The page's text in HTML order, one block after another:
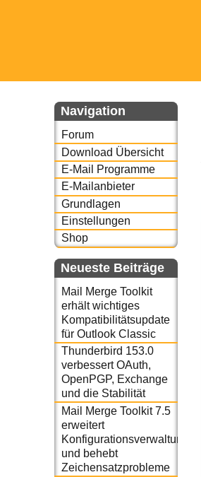
Navigation
Forum
Download Übersicht
E-Mail Programme
E-Mailanbieter
Grundlagen
Einstellungen
Shop
Neueste Beiträge
Mail Merge Toolkit
erhält wichtiges
Kompatibilitätsupdate
für Outlook Classic
Thunderbird 153.0
verbessert OAuth,
OpenPGP, Exchange
und die Stabilität
Mail Merge Toolkit 7.5
erweitert
Konfigurationsverwaltung
und behebt
Zeichensatzprobleme
oder auch